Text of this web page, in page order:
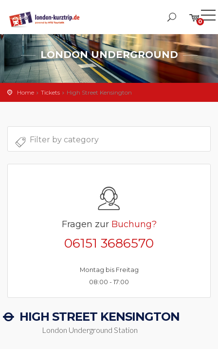
0
LONDON UNDERGROUND
Home Tickets High Street Kensington
Fragen zur Buchung?
06151 3686570
Montag bis Freitag
08:00 - 17:00
HIGH STREET KENSINGTON
London Underground Station